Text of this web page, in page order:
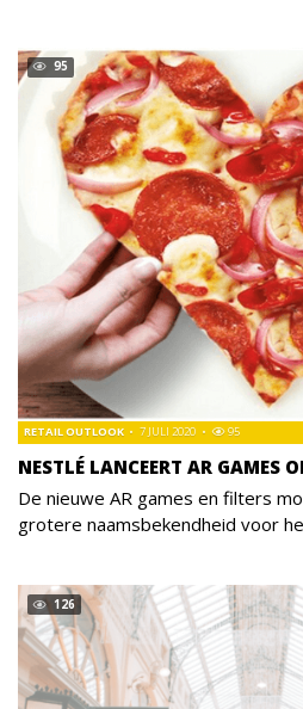
95
NESTLÉ LANCEERT AR GAMES
RETAIL OUTLOOK 7 JULI 2020 95
De nieuwe AR games en filters
grotere naamsbekendheid voor
126